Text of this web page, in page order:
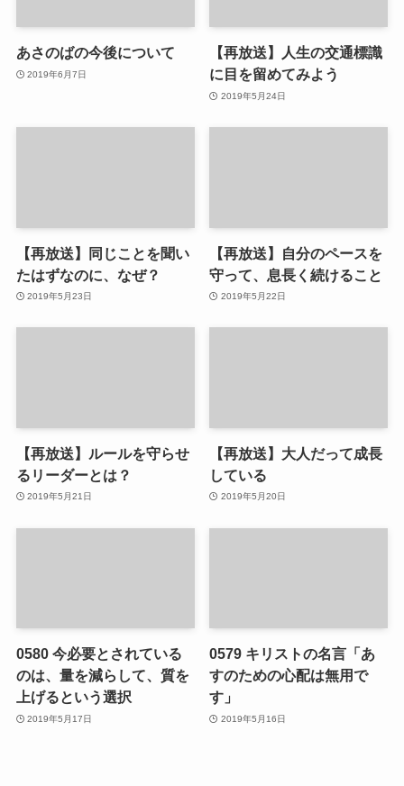
あさのばの今後について
2019年6月7日
【再放送】人生の交通標識
に目を留めてみよう
2019年5月24日
【再放送】同じことを聞い
たはずなのに、なぜ？
2019年5月23日
【再放送】自分のペースを
守って、息長く続けること
2019年5月22日
【再放送】ルールを守らせ
るリーダーとは？
2019年5月21日
【再放送】大人だって成長
している
2019年5月20日
0580 今必要とされている
のは、量を減らして、質を
上げるという選択
2019年5月17日
0579 キリストの名言「あ
すのための心配は無用で
す」
2019年5月16日